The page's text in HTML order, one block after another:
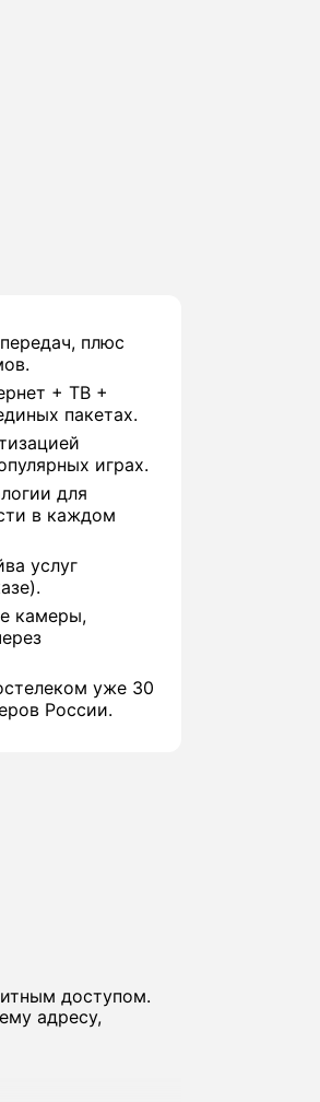
плюс
+ ТВ +
пакетах.
играх.
для
в каждом
услуг
камеры,
уже 30
России.
доступом.
адресу,